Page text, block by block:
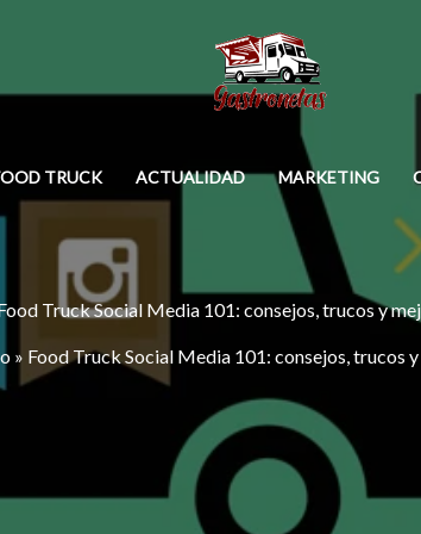
TRUCK ACTUALIDAD MARKETING
Truck Social Media 101: consejos, trucos y
» Food Truck Social Media 101: consejos, trucos